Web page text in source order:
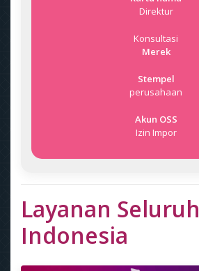
Direktur
Konsultasi
Merek
Stempel
perusahaan
Akun OSS
Izin Impor
Layanan Seluruh
Indonesia